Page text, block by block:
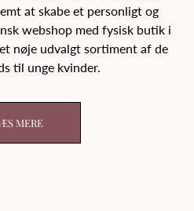
at skabe et personligt og
webshop med fysisk butik i
nøje udvalgt sortiment af de
til unge kvinder.
MERE